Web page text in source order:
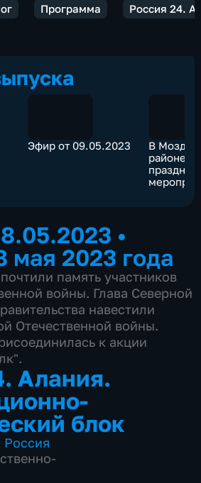
Программа Россия 24.
Эфир от 09.05.2023
В
районе
•
мая 2023 года
память участников
войны. Глава Северной
навестили
Отечественной войны.
к акции
Алания.
блок
Россия